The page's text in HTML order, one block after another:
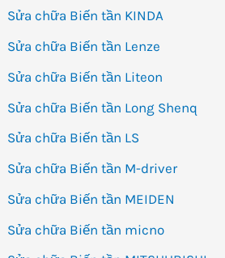
Sửa chữa Biến tần KINDA
Sửa chữa Biến tần Lenze
Sửa chữa Biến tần Liteon
Sửa chữa Biến tần Long Shenq
Sửa chữa Biến tần LS
Sửa chữa Biến tần M-driver
Sửa chữa Biến tần MEIDEN
Sửa chữa Biến tần micno